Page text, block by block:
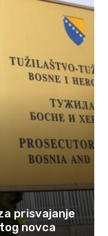
prisvajanje
novca